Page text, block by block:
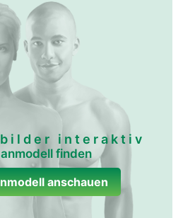
interaktiv
finden
anschauen